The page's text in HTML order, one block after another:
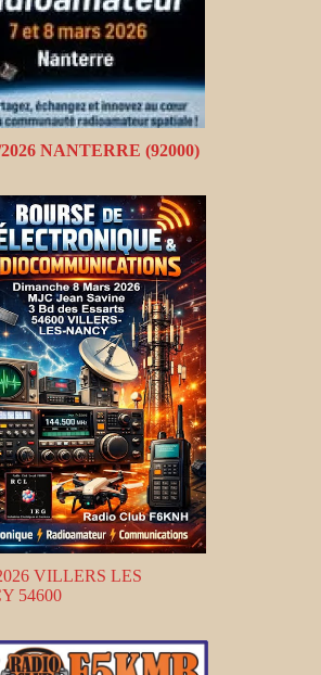
2026 NANTERRE (92000)
VILLERS LES
54600